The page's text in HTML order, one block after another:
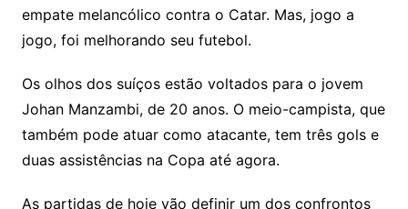
empate melancólico contra o Catar. Mas, jogo a
jogo, foi melhorando seu futebol.
Os olhos dos suíços estão voltados para o jovem
Johan Manzambi, de 20 anos. O meio-campista, que
também pode atuar como atacante, tem três gols e
duas assistências na Copa até agora.
As partidas de hoje vão definir um dos confrontos